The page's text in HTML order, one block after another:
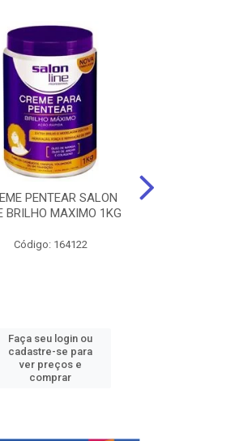
PENTEAR SALON
BRILHO MAXIMO 1KG
Código: 164122
Faça seu login ou
cadastre-se para
ver preços e
comprar